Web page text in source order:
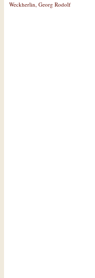
Weckherlin, Georg Rodolf